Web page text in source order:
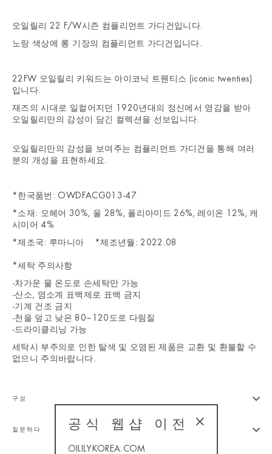
오일릴리 22 F/W시즌 컴플리먼트 가디건입니다.
노랑 색상에 롱 기장의 컴플리먼트 가디건입니다.
22FW 오일릴리 키워드는 아이코닉 트웬티스 (iconic twenties)
입니다.
재즈의 시대로 일컬어지던 1920년대의 정신에서 영감을 받아
오일릴리만의 감성이 담긴 컬렉션을 선보입니다.
오일릴리만의 감성을 보여주는 컴플리먼트 가디건을 통해 여러
분의 개성을 표현하세요.
*한국품번: OWDFACG013-47
*소재: 모헤어 30%, 울 28%, 폴리아미드 26%, 레이온 12%, 캐
시미어 4%
*제조국: 루마니아 *제조년월: 2022.08
*세탁 주의사항
-차가운 물 온도로 손세탁만 가능
-산소, 염소계 표백제로 표백 금지
-기계 건조 금지
-천을 덮고 낮은 80~120도로 다림질
-드라이클리닝 가능
세탁시 부주의로 인한 탈색 및 오염된 제품은 교환 및 환불할 수
없으니 주의바랍니다.
구성
질문하다 공식 웹샵 이전
OILILYKOREA.COM